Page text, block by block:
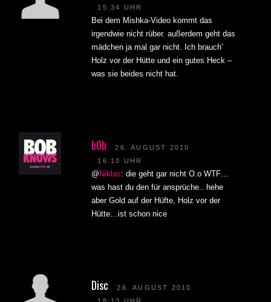
15:34 UHR
Bei dem Mishka-Video kommt das
irgendwie nicht rüber. außerdem geht das
mädchen ja mal gar nicht. Ich brauch’
Holz vor der Hütte und ein gutes Heck –
was sie beides nicht hat.
b0b
26. AUGUST 2010
16:10 UHR
@ Niklas: die geht gar nicht O.o WTF…
was hast du den für ansprüche.. hehe
aber Gold auf der Hüfte, Holz vor der
Hütte…ist schon nice
Disc
26. AUGUST 2010